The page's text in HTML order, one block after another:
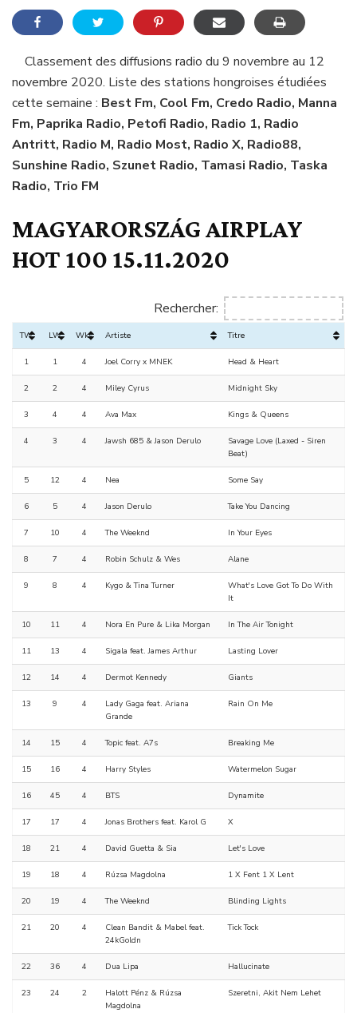
Classement des diffusions radio du 9 novembre au 12
novembre 2020. Liste des stations hongroises étudiées
cette semaine : Best Fm, Cool Fm, Credo Radio, Manna
Fm, Paprika Radio, Petofi Radio, Radio 1, Radio
Antritt, Radio M, Radio Most, Radio X, Radio88,
Sunshine Radio, Szunet Radio, Tamasi Radio, Taska
Radio, Trio FM
MAGYARORSZÁG AIRPLAY
HOT 100 15.11.2020
Rechercher:
TW LW Wks Artiste Titre
1 1 4 Joel Corry x MNEK Head & Heart
2 2 4 Miley Cyrus Midnight Sky
3 4 4 Ava Max Kings & Queens
4 3 4 Jawsh 685 & Jason Derulo
Savage Love (Laxed - Siren
Beat)
5 12 4 Nea Some Say
6 5 4 Jason Derulo Take You Dancing
7 10 4 The Weeknd In Your Eyes
8 7 4 Robin Schulz & Wes Alane
9 8 4 Kygo & Tina Turner
What's Love Got To Do With
It
10 11 4 Nora En Pure & Lika Morgan In The Air Tonight
11 13 4 Sigala feat. James Arthur Lasting Lover
12 14 4 Dermot Kennedy Giants
13 9 4
Lady Gaga feat. Ariana
Grande
Rain On Me
14 15 4 Topic feat. A7s Breaking Me
15 16 4 Harry Styles Watermelon Sugar
16 45 4 BTS Dynamite
17 17 4 Jonas Brothers feat. Karol G X
18 21 4 David Guetta & Sia Let's Love
19 18 4 Rúzsa Magdolna 1 X Fent 1 X Lent
20 19 4 The Weeknd Blinding Lights
21 20 4
Clean Bandit & Mabel feat.
24kGoldn
Tick Tock
22 36 4 Dua Lipa Hallucinate
23 24 2
Halott Pénz & Rúzsa
Magdolna
Szeretni, Akit Nem Lehet